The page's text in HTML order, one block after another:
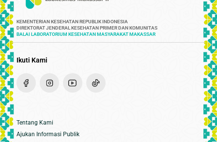
KEMENTERIAN KESEHATAN REPUBLIK INDONESIA
DIREKTORAT JENDERAL KESEHATAN PRIMER DAN KOMUNITAS
BALAI LABORATORIUM KESEHATAN MASYARAKAT MAKASSAR
Ikuti Kami
Tentang Kami
Ajukan Informasi Publik